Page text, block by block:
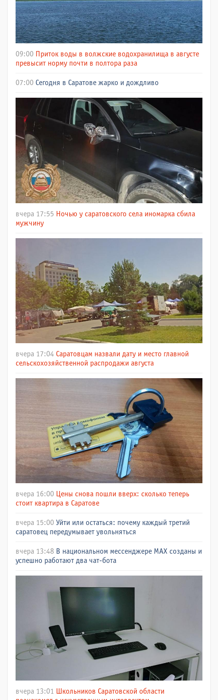
09:00 Приток воды в волжские водохранилища в августе
превысит норму почти в полтора раза
07:00 Сегодня в Саратове жарко и дождливо
вчера 17:55 Ночью у саратовского села иномарка сбила
мужчину
вчера 17:04 Саратовцам назвали дату и место главной
сельскохозяйственной распродажи августа
вчера 16:00 Цены снова пошли вверх: сколько теперь
стоит квартира в Саратове
вчера 15:00 Уйти или остаться: почему каждый третий
саратовец передумывает увольняться
вчера 13:48 В национальном мессенджере МАХ созданы и
успешно работают два чат-бота
вчера 13:01
Школьников Саратовской области